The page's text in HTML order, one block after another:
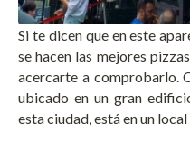
Si te dicen que en este
se hacen las mejores
acercarte a comprobarlo.
ubicado en un gran
esta ciudad, está en un